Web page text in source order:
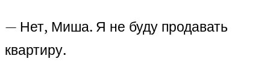
— Нет, Миша. Я не буду продавать
квартиру.